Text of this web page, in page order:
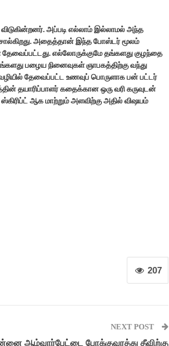
அப்படி எல்லாம் இல்லாமல் அந்த
அதைத்தான் இந்த போஸ்டர் மூலம்
எல்லோருக்குமே தங்களது குழந்தை
பழைய நினைவுகள் ஞாபகத்திற்கு வந்து
தேவைப்பட்ட உணவுப் பொருளாக பன் பட்டர்
தயாரிப்பாளர் கதைக்கான ஒரு வரி கருவுடன்
ஆக மாற்றும் அளவிற்கு அதில் விஷயம்
207
NEXT POST
ஆழ்வார்பேட்டை போக்குவரத்து தீவிற்கு